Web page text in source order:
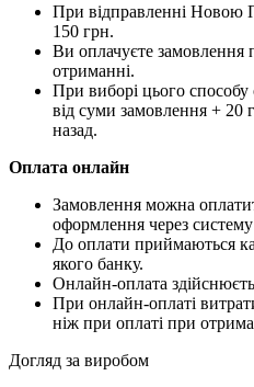
При відправленні Новою
150 грн.
Ви оплачуєте замовлення
отриманні.
При виборі цього способу
від суми замовлення + 20
назад.
Оплата онлайн
Замовлення можна
оформлення через
До оплати приймаються
якого банку.
Онлайн-оплата
При онлайн-оплаті
ніж при оплаті при
Догляд за виробом